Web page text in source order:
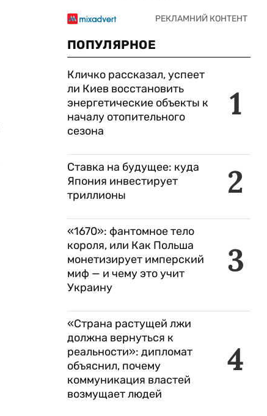
ПОПУЛЯРНОЕ
1
Кличко рассказал, успеет
ли Киев восстановить
энергетические объекты к
началу отопительного
сезона
2
Ставка на будущее: куда
Япония инвестирует
триллионы
3
«1670»: фантомное тело
короля, или Как Польша
монетизирует имперский
миф — и чему это учит
Украину
4
«Страна растущей лжи
должна вернуться к
реальности»: дипломат
объяснил, почему
коммуникация властей
возмущает людей